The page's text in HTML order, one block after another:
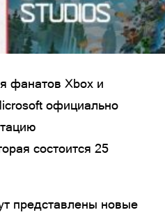
фанатов Xbox и
официально
состоится 25
представлены новые